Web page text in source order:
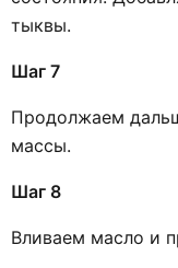
тыквы.
Шаг 7
Продолжаем
массы.
Шаг 8
Вливаем масло и